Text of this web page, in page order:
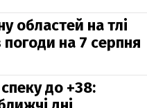
областей на тлі
погоди на 7 серпня
до +38: